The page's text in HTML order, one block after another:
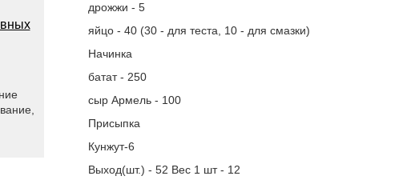
дрожжи - 5
яйцо - 40 (30 - для теста, 10 - для смазки)
Начинка
батат - 250
сыр Армель - 100
Присыпка
Кунжут-6
Выход(шт.) - 52 Вес 1 шт - 12